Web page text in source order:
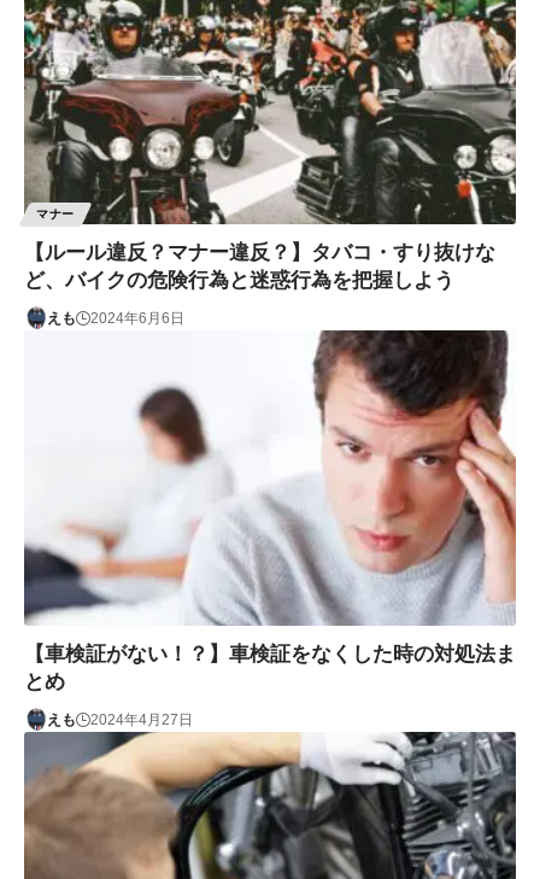
マナー
【ルール違反？マナー違反？】タバコ・すり抜けな
ど、バイクの危険行為と迷惑行為を把握しよう
えも 2024年6月6日
【車検証がない！？】車検証をなくした時の対処法ま
とめ
えも 2024年4月27日